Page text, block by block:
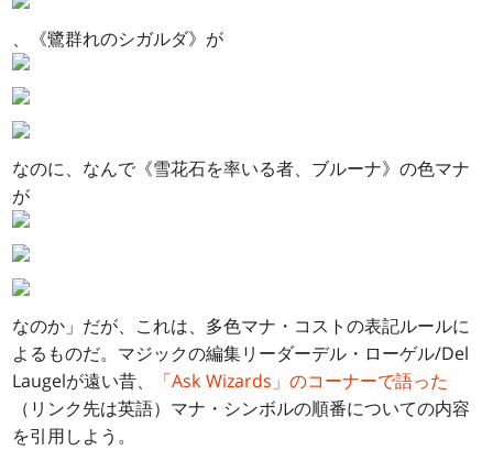
、《鷺群れのシガルダ》が
なのに、なんで《雪花石を率いる者、ブルーナ》の色マナ
が
なのか」だが、これは、多色マナ・コストの表記ルールに
よるものだ。マジックの編集リーダーデル・ローゲル/Del
Laugelが遠い昔、
「Ask Wizards」のコーナーで語った
（リンク先は英語）マナ・シンボルの順番についての内容
を引用しよう。